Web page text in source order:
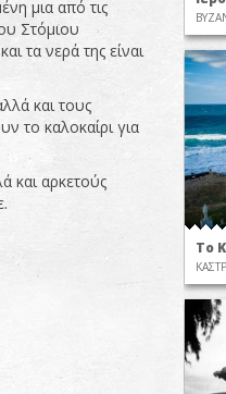
μια από τις
Στόμιου
τα νερά της είναι
και τους
το καλοκαίρι για
και αρκετούς
Το